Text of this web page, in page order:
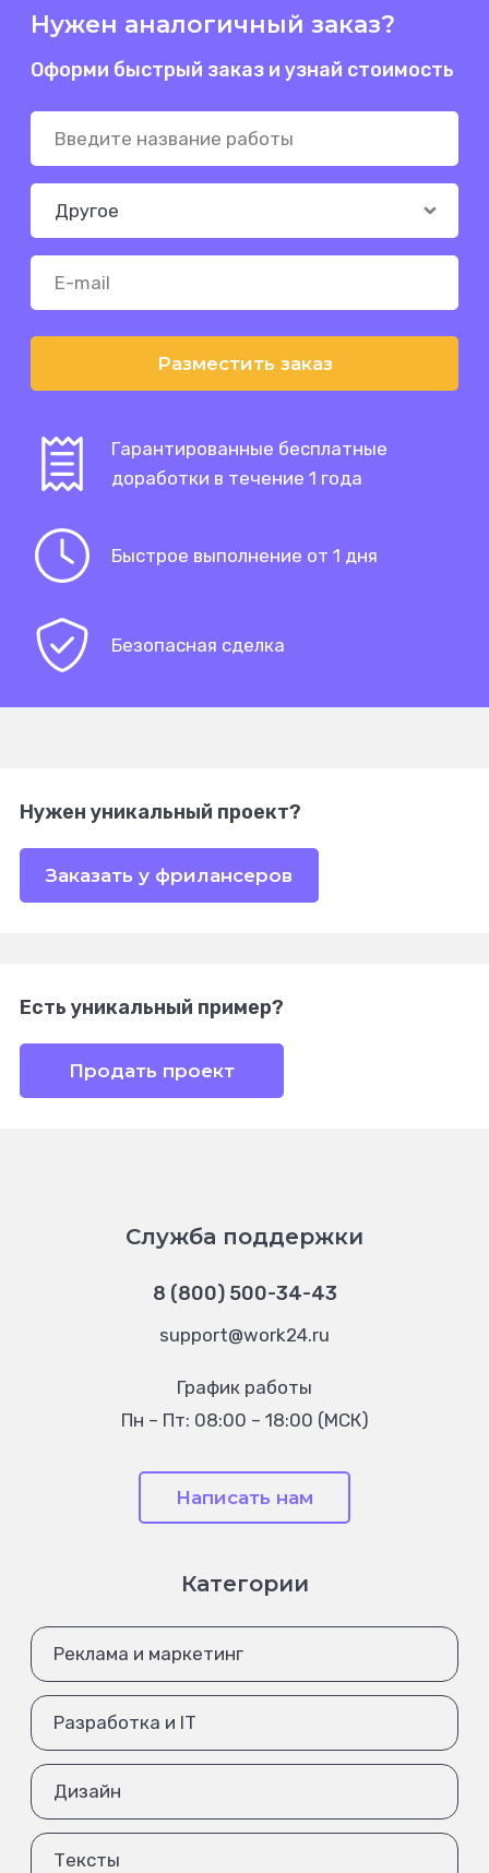
Нужен аналогичный заказ?
Оформи быстрый заказ и узнай стоимость
Разместить заказ
Гарантированные бесплатные
доработки в течение 1 года
Быстрое выполнение от 1 дня
Безопасная сделка
Нужен уникальный проект?
Заказать у фрилансеров
Есть уникальный пример?
Продать проект
Служба поддержки
8 (800) 500-34-43
support@work24.ru
График работы
Пн – Пт: 08:00 – 18:00 (МСК)
Написать нам
Категории
Реклама и маркетинг
Разработка и IT
Дизайн
Тексты